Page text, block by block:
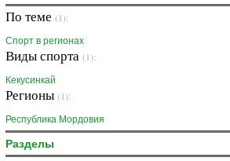
По теме (1):
Спорт в регионах
Виды спорта (1):
Кекусинкай
Регионы (1):
Республика Мордовия
Разделы